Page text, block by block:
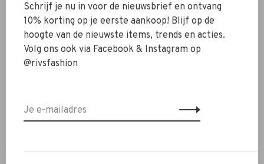
✔ Luxe, zacht en lichtgewicht
✔ Elegante slate grijze kleur
✔ Gemaakt in Nepal
✔ Tijdloos en eenvoudig te combineren
Heb je vragen of wil je combineren met andere items?
Stuur ons een WhatsApp op 06-13069593, mail naar
Schrijf je nu in voor de nieuwsbrief en ontvang
10% korting op je eerste aankoop! Blijf op de
hoogte van de nieuwste items, trends en acties.
Volg ons ook via Facebook & Instagram op
@rivsfashion